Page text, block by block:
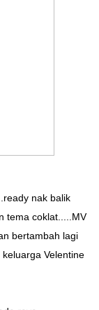
nak balik
tema coklat.....MV
bertambah lagi
Velentine